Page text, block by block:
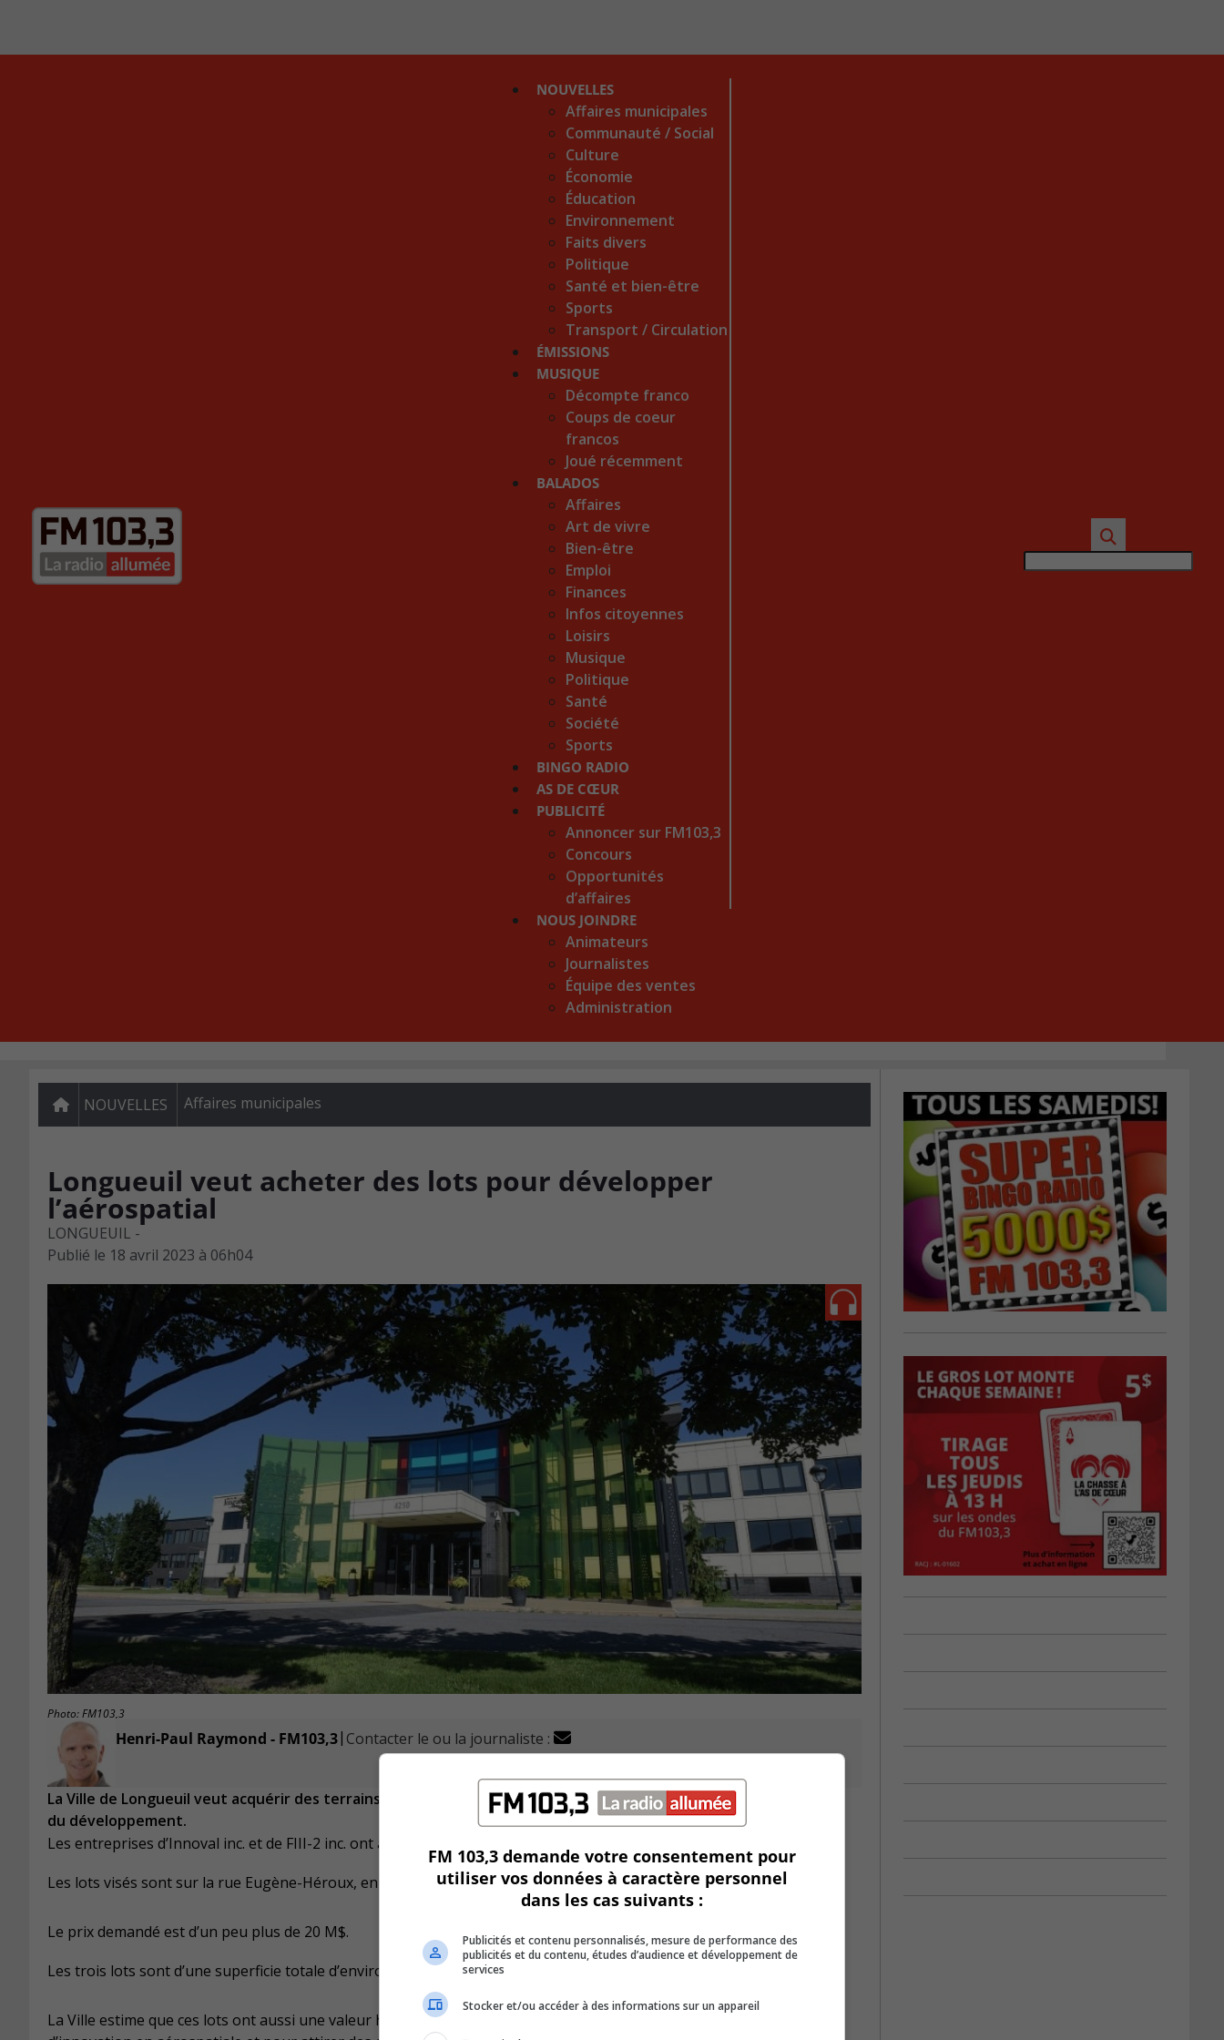
NOUVELLES
Affaires municipales
Communauté / Social
Culture
Économie
Éducation
Environnement
Faits divers
Politique
Santé et bien-être
Sports
Transport / Circulation
ÉMISSIONS
MUSIQUE
Décompte franco
Coups de coeur
francos
Joué récemment
BALADOS
Affaires
Art de vivre
Bien-être
Emploi
Finances
Infos citoyennes
Loisirs
Musique
Politique
Santé
Société
Sports
BINGO RADIO
AS DE CŒUR
PUBLICITÉ
Annoncer sur FM103,3
Concours
Opportunités
d’affaires
NOUS JOINDRE
Animateurs
Journalistes
Équipe des ventes
Administration
NOUVELLES Affaires municipales
Longueuil veut acheter des lots pour développer
l’aérospatial
LONGUEUIL -
Publié le 18 avril 2023 à 06h04
Photo: FM103,3
Henri-Paul Raymond - FM103,3| Contacter le ou la journaliste :
La Ville de Longueuil veut acquérir des terrains situés dans la zone aéroportuaire de Saint-Hubert pour appuyer
du développement.
Les entreprises d’Innoval inc. et de FIII-2 inc. ont à vendre, avec des promesses d’Investissements, ces terrains.
Les lots visés sont sur la rue Eugène-Héroux, en bordure du chemin de la Savane.
Le prix demandé est d’un peu plus de 20 M$.
Les trois lots sont d’une superficie totale d’environ un million de pieds carrés.
La Ville estime que ces lots ont aussi une valeur hautement stratégique par leur localisation pour le projet de zone
FM 103,3 demande votre consentement pour
utiliser vos données à caractère personnel
dans les cas suivants :
Publicités et contenu personnalisés, mesure de performance des
publicités et du contenu, études d’audience et développement de
services
Stocker et/ou accéder à des informations sur un appareil